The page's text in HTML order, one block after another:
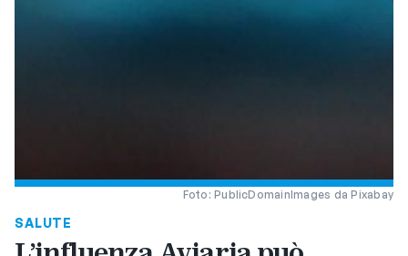
Foto: PublicDomainImages da Pixabay
SALUTE